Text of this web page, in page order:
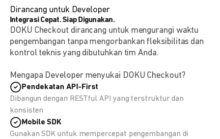
Dirancang untuk Developer
Integrasi Cepat. Siap Digunakan.
DOKU Checkout dirancang untuk mengurangi waktu
pengembangan tanpa mengorbankan fleksibilitas dan
kontrol teknis yang dibutuhkan tim Anda.
Mengapa Developer menyukai DOKU Checkout?
Pendekatan API-First
Dibangun dengan RESTful API yang terstruktur dan
konsisten
Mobile SDK
Gunakan SDK untuk mempercepat pengembangan di